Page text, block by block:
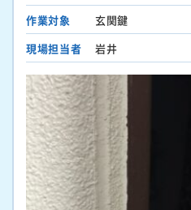
作業対象
玄関鍵
現場担当者
岩井